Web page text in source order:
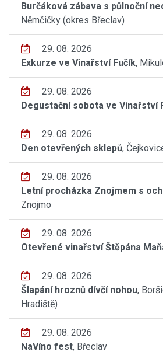
Burčáková zábava s půlnoční
Němčičky (okres Břeclav)
29. 08. 2026
Exkurze ve Vinařství Fučík,
29. 08. 2026
Degustační sobota ve Vinařství
29. 08. 2026
Den otevřených sklepů,
29. 08. 2026
Letní procházka Znojmem s
Znojmo
29. 08. 2026
Otevřené vinařství Štěpána
29. 08. 2026
Šlapání hroznů dívčí nohou,
Hradiště)
29. 08. 2026
NaVíno fest, Břeclav